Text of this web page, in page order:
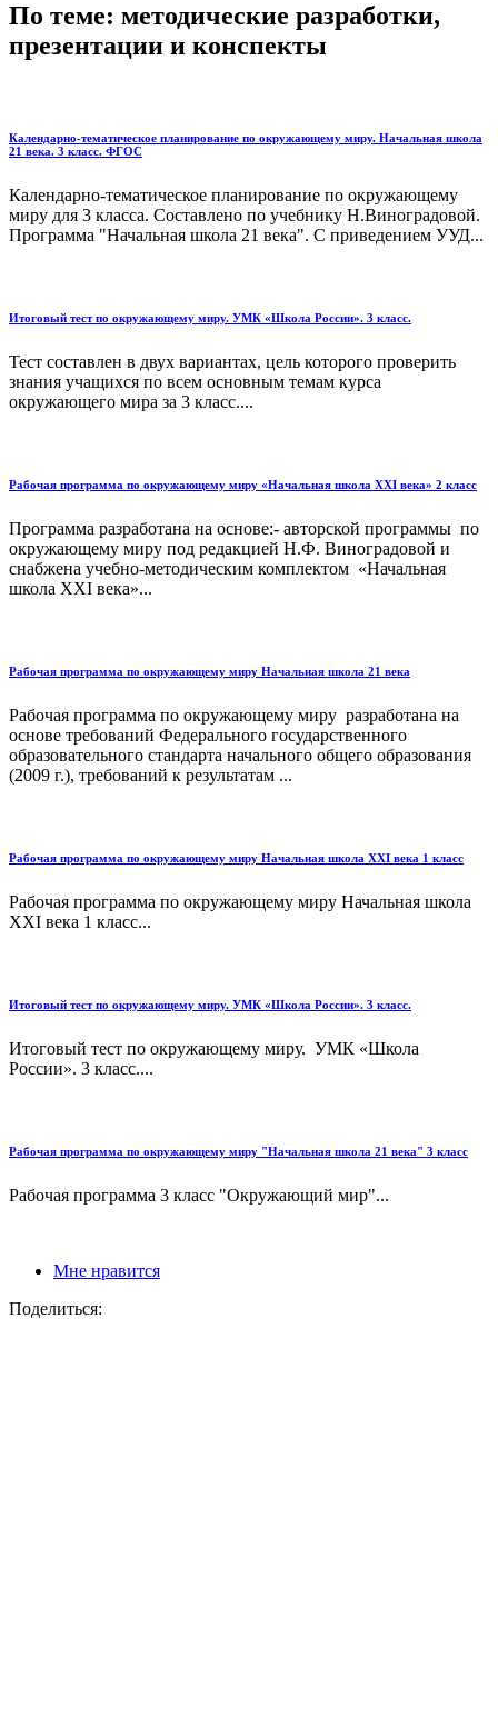
По теме: методические разработки,
презентации и конспекты
Календарно-тематическое планирование по окружающему миру. Начальная школа
21 века. 3 класс. ФГОС
Календарно-тематическое планирование по окружающему
миру для 3 класса. Составлено по учебнику Н.Виноградовой.
Программа "Начальная школа 21 века". С приведением УУД...
Итоговый тест по окружающему миру. УМК «Школа России». 3 класс.
Тест составлен в двух вариантах, цель которого проверить
знания учащихся по всем основным темам курса
окружающего мира за 3 класс....
Рабочая программа по окружающему миру «Начальная школа XXI века» 2 класс
Программа разработана на основе:- авторской программы по
окружающему миру под редакцией Н.Ф. Виноградовой и
снабжена учебно-методическим комплектом «Начальная
школа XXI века»...
Рабочая программа по окружающему миру Начальная школа 21 века
Рабочая программа по окружающему миру разработана на
основе требований Федерального государственного
образовательного стандарта начального общего образования
(2009 г.), требований к результатам ...
Рабочая программа по окружающему миру Начальная школа XXI века 1 класс
Рабочая программа по окружающему миру Начальная школа
XXI века 1 класс...
Итоговый тест по окружающему миру. УМК «Школа России». 3 класс.
Итоговый тест по окружающему миру. УМК «Школа
России». 3 класс....
Рабочая программа по окружающему миру "Начальная школа 21 века" 3 класс
Рабочая программа 3 класс "Окружающий мир"...
Мне нравится
Поделиться: